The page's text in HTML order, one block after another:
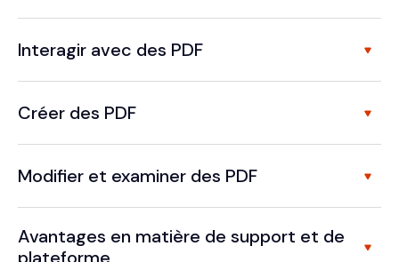
Interagir avec des PDF
Créer des PDF
Modifier et examiner des PDF
Avantages en matière de support et de